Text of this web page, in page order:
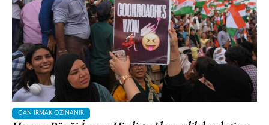
CAN IRMAK ÖZINANIR